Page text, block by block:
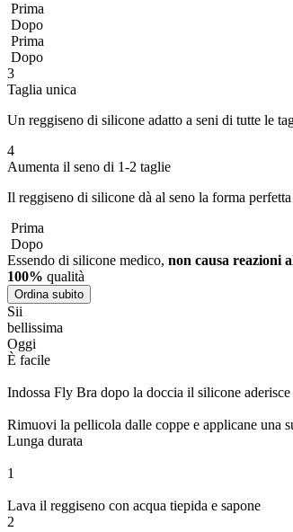
Prima
Dopo
Prima
Dopo
3
Taglia unica
Un reggiseno di silicone adatto a seni di tutte le
4
Aumenta il seno di 1-2 taglie
Il reggiseno di silicone dà al seno la forma
Prima
Dopo
Essendo di silicone medico, non causa reazioni
100% qualità
Ordina subito
Sii
bellissima
Oggi
È facile
Indossa Fly Bra dopo la doccia il silicone
Rimuovi la pellicola dalle coppe e applicane una
Lunga durata
1
Lava il reggiseno con acqua tiepida e sapone
2